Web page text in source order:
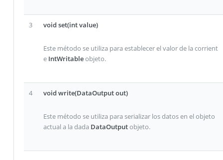
3 void set(int value)
Este método se utiliza para establecer el valor de la corrient
e IntWritableobjeto.
4 void write(DataOutput out)
Este método se utiliza para serializar los datos en el objeto
actual a la dada DataOutputobjeto.